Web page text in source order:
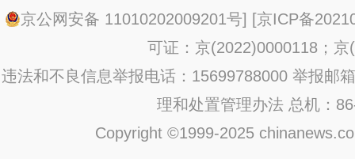
京公网安备 11010202009201号] [京ICP备
可证：京(2022)0000118；京
违法和不良信息举报电话：15699788000 举报邮
理和处置管理办法 总机：
Copyright ©1999-2025